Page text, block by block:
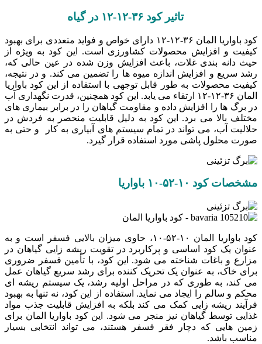
تاثیر کود ۳۶-۱۲-۱۲ در گیاه
کود باواریا المان ۳۶-۱۲-۱۲ دارای خواص و فواید متعددی برای بهبود
کیفیت و افزایش محصولات کشاورزی است. این کود به ویژه از
حیث دانه ‌بندی غلات، باعث افزایش وزن شده در عین حالی که،
رشد سریع و افزایش اندازه میوه‌ ها را تضمین می‌ کند. و در نتیجه،
کیفیت محصولات به طور قابل توجهی با استفاده از این کود باواریا
المان ۳۶-۱۲-۱۲ ارتقاء می ‌یابد. این کود همچنین، قدرت نگهداری آب
در برگ‌ ها را افزایش داده و مقاومت گیاهان را در برابر بیماری‌ های
مختلف بالا می‌ برد. این کود به دلیل قابلیت منحصر به فردش در
حلالیت آب، می‌ تواند در تمام سیستم ‌های آبیاری به کار و حتی به
صورت محلول پاشی مورد استفاده قرار گیرد.
مشخصات کود ۱۰-۵۲-۱۰ باواریا
کود باواریا المان ۱۰-۵۲-۱۰، حاوی میزان بالایی فسفر است و به
عنوان یک کود اساسی و پرکاربرد در تقویت ریشه ‌زایی گیاهان در
مزارع و باغات شناخته می ‌شود. این کود، با تأمین فسفر ضروری
برای خاک، به عنوان یک تحریک ‌کننده برای رشد سریع گیاهان عمل
می ‌کند، به طوری که در مراحل اولیه رشد، یک سیستم ریشه ‌ای
محکم و سالم را ایجاد می ‌نماید. استفاده از این کود، نه تنها به بهبود
فرآیند ریشه‌ زایی کمک می ‌کند بلکه به افزایش قابلیت جذب مواد
غذایی توسط گیاهان نیز منجر می ‌شود. این کود باواریا المان برای
زمین هایی که دچار فقر فسفر هستند، می تواند انتخابی بسیار
مناسب باشد.